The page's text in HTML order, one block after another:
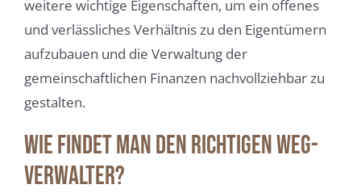
weitere wichtige Eigenschaften, um ein offenes
und verlässliches Verhältnis zu den Eigentümern
aufzubauen und die Verwaltung der
gemeinschaftlichen Finanzen nachvollziehbar zu
gestalten.
Wie findet man den richtigen WEG-
Verwalter?